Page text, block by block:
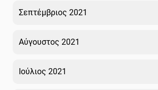
Σεπτέμβριος 2021
Αύγουστος 2021
Ιούλιος 2021